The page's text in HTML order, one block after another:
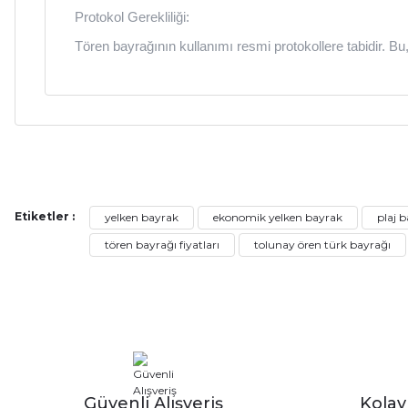
Protokol Gerekliliği:
Tören bayrağının kullanımı resmi protokollere tabidir.
Ürün resmi kalitesiz, bozuk veya görüntülenemiyor.
Ürün açıklamasında eksik bilgiler bulunuyor.
Etiketler : yelken bayrak ekonomik yelken bayrak plaj
tören bayrağı fiyatları
tolunay ören türk bayrağı
Güvenli Alışveriş